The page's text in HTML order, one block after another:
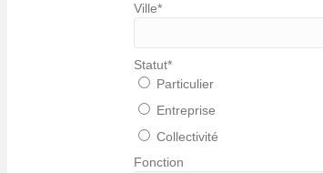
Ville*
Statut*
Particulier
Entreprise
Collectivité
Fonction